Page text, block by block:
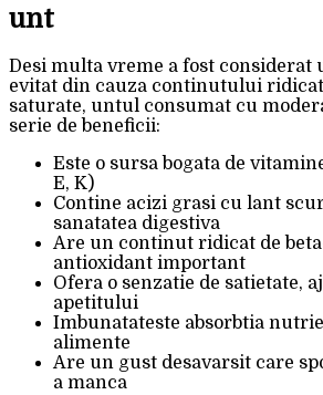
unt
Desi multa vreme a fost considerat
evitat din cauza continutului
saturate, untul consumat cu
serie de beneficii:
Este o sursa bogata de
E, K)
Contine acizi grasi cu lant
sanatatea digestiva
Are un continut ridicat de
antioxidant important
Ofera o senzatie de satietate,
apetitului
Imbunatateste absorbtia
alimente
Are un gust desavarsit care
a manca